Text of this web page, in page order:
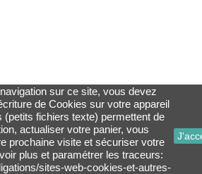
sur ce site, vous devez
de Cookies sur votre appareil
fichiers texte) permettent de
actualiser votre panier, vous
prochaine visite et sécuriser votre
plus et paramétrer les traceurs:
sites-web-cookies-et-autres-